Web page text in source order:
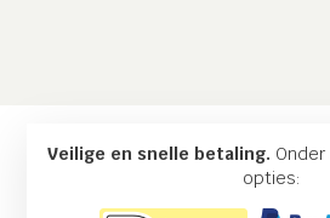
Veilige en snelle betaling.
opties: